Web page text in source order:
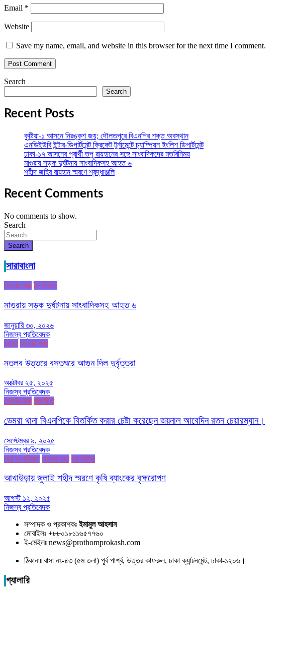
Email *
Website
Save my name, email, and website in this browser for the next time I comment.
Search
Search
Recent Posts
কুষ্টিয়া-১ আসনে নিরঙ্কুশ জয়; দৌলতপুরে বিএনপির শক্ত অবস্থান
এনডিইউবি ইন্টার-ডিপার্টমেন্ট ক্রিকেট টুর্নামেন্টে চ্যাম্পিয়ন ইংলিশ ডিপার্টমেন্ট
ঢাকা-১৭ আসনের প্রার্থী তপু রায়হানের সঙ্গে সাংবাদিকদের মতবিনিময়
মাগুরায় সড়ক দুর্ঘটনায় সাংবাদিকসহ আহত ৬
শহীদ জহির রায়হান স্মরণে শ্রদ্ধাঞ্জলি
Recent Comments
No comments to show.
Search
Search
সারাবাংলা
জেলার খবর টপ নিউজ
মাগুরায় সড়ক দুর্ঘটনায় সাংবাদিকসহ আহত ৬
জানুয়ারি ৩০, ২০২৬
নিজস্ব প্রতিবেদক
আরও জেলার খবর
মতলব উত্তরে বসতঘরে আগুন দিল দুর্বৃত্তরা
অক্টোবর ২৫, ২০২৫
নিজস্ব প্রতিবেদক
জেলার খবর রাজনীতি
ডেমরা থানা বিএনপিকে বিতর্কিত করার চেষ্টা করেছেন জয়নাল আবেদিন রতন চেয়ারম্যান।
সেপ্টেম্বর ৯, ২০২৫
নিজস্ব প্রতিবেদক
অর্থ ও বাণিজ্য জেলার খবর টপ নিউজ
আখাউড়ায় জুলাই শহীদ স্মরণে কৃষি ব্যাংকের বৃক্ষরোপণ
আগস্ট ১২, ২০২৫
নিজস্ব প্রতিবেদক
সম্পাদক ও প্রকাশকঃইমামুল আহসান
মোবাইলঃ +৮৮০১৮১১৬৫৭৭৬০
ই-মেইলঃ news@prothomprokash.com
ঠিকানাঃ বাসা নং-৪৩ (৫ম তলা) পূর্ব পার্শ্ব, উত্তর কাফরুল, ঢাকা ক্যান্টনমেন্ট, ঢাকা-১২০৬।
গ্যালারি